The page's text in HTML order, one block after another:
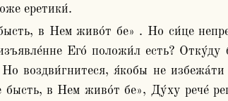
еретики́.
Его́ положи́л есть? Отку́ду
воздви́гнитеся, я́кобы не
бысть, в Нем живо́т бе», Ду́ху рече́